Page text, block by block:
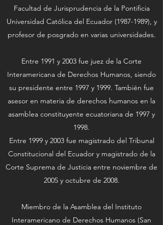
Facultad de Jurisprudencia de la Pontificia
Universidad Católica del Ecuador (1987-1989), y
profesor de posgrado en varias universidades.
Entre 1991 y 2003 fue juez de la Corte
Interamericana de Derechos Humanos, siendo
su presidente entre 1997 y 1999.​ También fue
asesor en materia de derechos humanos en la
asamblea constituyente ecuatoriana de 1997 y
1998.
Entre 1999 y 2003 fue magistrado del Tribunal
Constitucional del Ecuador y magistrado de la
Corte Suprema de Justicia entre noviembre de
2005 y octubre de 2008.
Miembro de la Asamblea del Instituto
Interamericano de Derechos Humanos (San